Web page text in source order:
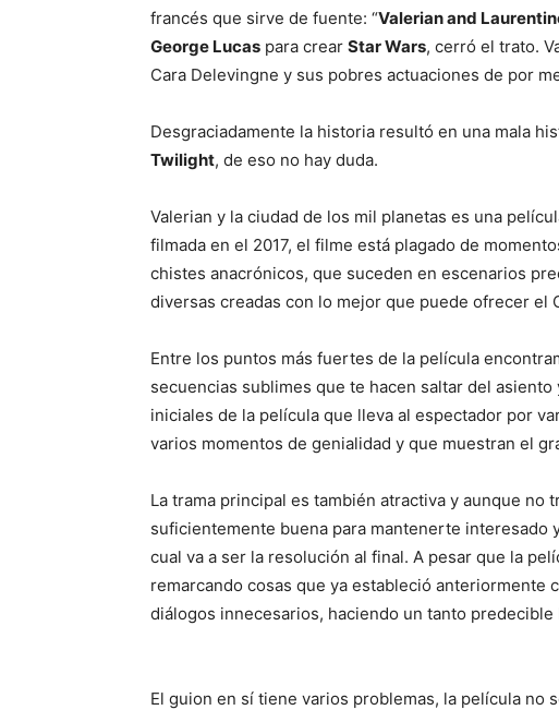
francés que sirve de fuente: “Valerian and
George Lucas para crear Star Wars, cerró el trato.
Cara Delevingne y sus pobres actuaciones de por
Desgraciadamente la historia resultó en una mala
Twilight, de eso no hay duda.
Valerian y la ciudad de los mil planetas es una
filmada en el 2017, el filme está plagado de
chistes anacrónicos, que suceden en escenarios
diversas creadas con lo mejor que puede ofrecer el
Entre los puntos más fuertes de la película
secuencias sublimes que te hacen saltar del
iniciales de la película que lleva al espectador por
varios momentos de genialidad y que muestran el
La trama principal es también atractiva y aunque no
suficientemente buena para mantenerte interesado
cual va a ser la resolución al final. A pesar que la
remarcando cosas que ya estableció anteriormente
diálogos innecesarios, haciendo un tanto predecible
El guion en sí tiene varios problemas, la película no